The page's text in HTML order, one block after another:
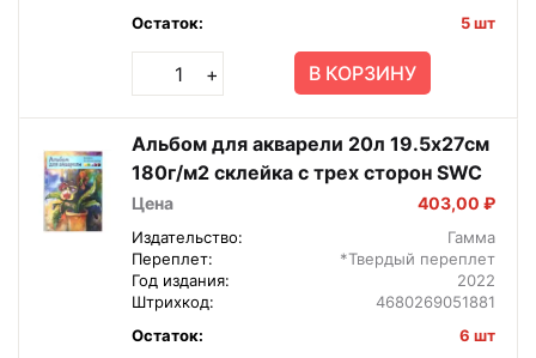
Остаток:
5 шт
+ В КОРЗИНУ
Альбом для акварели 20л 19.5х27см
180г/м2 склейка с трех сторон SWC
Цена 403,00 ₽
Издательство:
Гамма
Переплет:
*Твердый переплет
Год издания:
2022
Штрихкод:
4680269051881
Остаток:
6 шт